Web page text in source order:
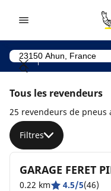
Tous les revendeurs
25 revendeurs de pneus
Filtres
GARAGE FERET
0.22 km 4.5/5(46)